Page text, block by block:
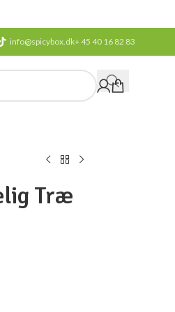
info@spicybox.dk+ 45 40 16 82 83
Træ